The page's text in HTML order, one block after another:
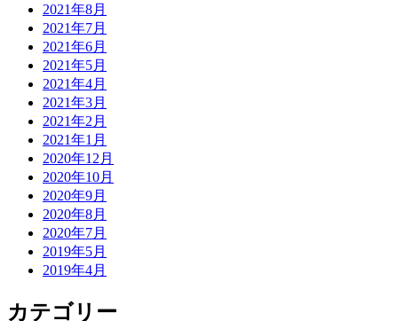
2021年8月
2021年7月
2021年6月
2021年5月
2021年4月
2021年3月
2021年2月
2021年1月
2020年12月
2020年10月
2020年9月
2020年8月
2020年7月
2019年5月
2019年4月
カテゴリー